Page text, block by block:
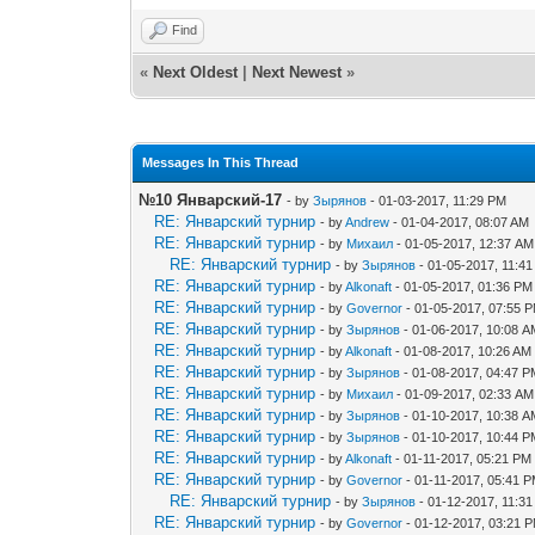
Find
« Next Oldest Next Newest »
Messages In This Thread
№10 Январский-17 - byЗырянов - 01-03-2017, 11:29 PM
RE: Январский турнир - byAndrew - 01-04-2017, 08:07 AM
RE: Январский турнир - by Михаил - 01-05-2017, 12:37 AM
RE: Январский турнир - byЗырянов - 01-05-2017, 11:41
RE: Январский турнир - byAlkonaft - 01-05-2017, 01:36 PM
RE: Январский турнир - byGovernor - 01-05-2017, 07:55
RE: Январский турнир - byЗырянов - 01-06-2017, 10:08
RE: Январский турнир - byAlkonaft - 01-08-2017, 10:26 AM
RE: Январский турнир - byЗырянов - 01-08-2017, 04:47
RE: Январский турнир - by Михаил - 01-09-2017, 02:33 AM
RE: Январский турнир - byЗырянов - 01-10-2017, 10:38
RE: Январский турнир - byЗырянов - 01-10-2017, 10:44
RE: Январский турнир - byAlkonaft - 01-11-2017, 05:21 PM
RE: Январский турнир - byGovernor - 01-11-2017, 05:41
RE: Январский турнир - byЗырянов - 01-12-2017, 11:31
RE: Январский турнир - byGovernor - 01-12-2017, 03:21